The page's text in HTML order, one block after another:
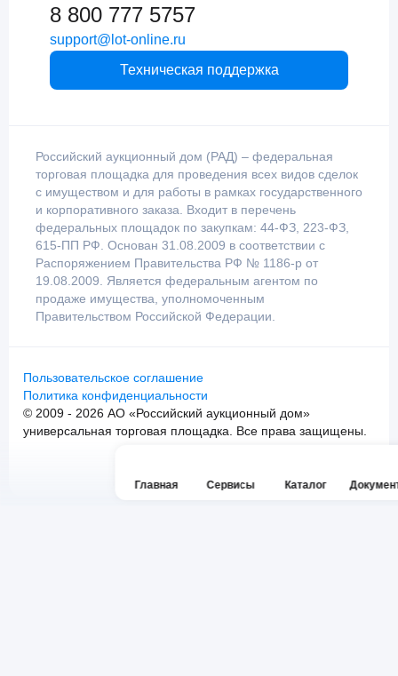
Главная Сервисы Каталог
8 800 777 5757
support@lot-online.ru
Техническая поддержка
Российский аукционный дом (РАД) – федеральная
торговая площадка для проведения всех видов сделок
с имуществом и для работы в рамках государственного
и корпоративного заказа. Входит в перечень
федеральных площадок по закупкам: 44-ФЗ, 223-ФЗ,
615-ПП РФ. Основан 31.08.2009 в соответствии с
Распоряжением Правительства РФ № 1186-р от
19.08.2009. Является федеральным агентом по
продаже имущества, уполномоченным
Правительством Российской Федерации.
Пользовательское соглашение
Политика конфиденциальности
© 2009 - 2026 АО «Российский аукционный дом»
универсальная торговая площадка. Все права защищены.